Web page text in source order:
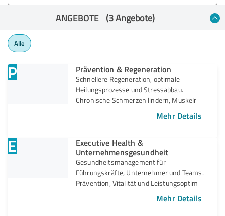
ANGEBOTE (3 Angebote)
Alle
P Prävention & Regeneration
Schnellere Regeneration, optimale
Heilungsprozesse und Stressabbau.
Chronische Schmerzen lindern, Muskelr
Mehr Details
E
Executive Health &
Unternehmensgesundheit
Gesundheitsmanagement für
Führungskräfte, Unternehmer und Teams.
Prävention, Vitalität und Leistungsoptim
Mehr Details